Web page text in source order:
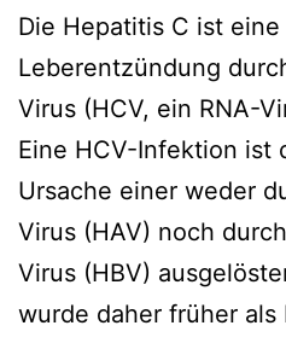
Die Hepatitis C ist
Leberentzündung
Virus (HCV, ein RNA-
Eine HCV-Infektion ist
Ursache einer weder
Virus (HAV) noch
Virus (HBV)
wurde daher früher